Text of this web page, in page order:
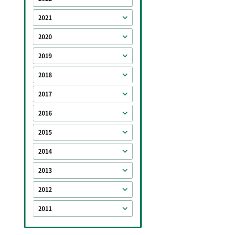
2021
2020
2019
2018
2017
2016
2015
2014
2013
2012
2011